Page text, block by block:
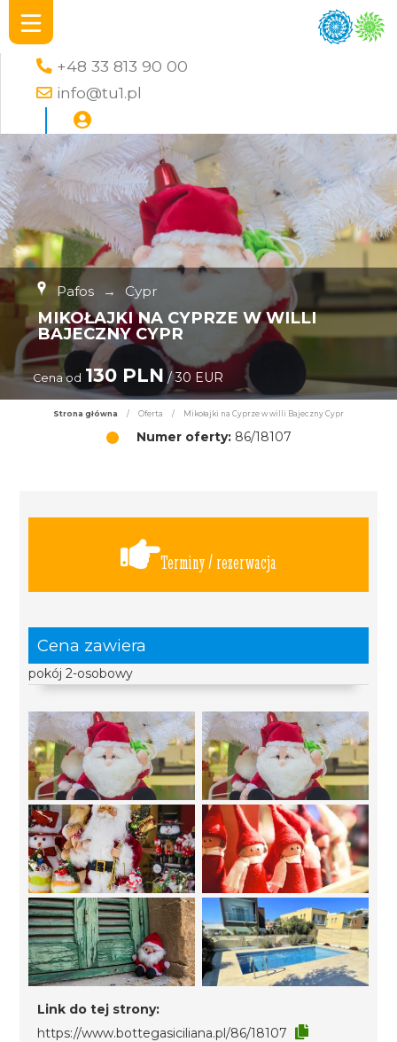
+48 33 813 90 00
info@tu1.pl
Pafos → Cypr
MIKOŁAJKI NA CYPRZE W WILLI
BAJECZNY CYPR
Cena od 130 PLN / 30 EUR
Strona główna / Oferta / Mikołajki na Cyprze w willi Bajeczny Cypr
Numer oferty:86/18107
Terminy / rezerwacja
Cena zawiera
pokój 2-osobowy
Link do tej strony:
https://www.bottegasiciliana.pl/86/18107